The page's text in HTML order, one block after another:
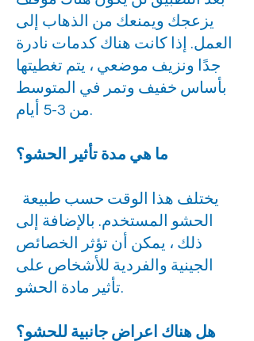
يزعجك ويمنعك من الذهاب إلى
العمل. إذا كانت هناك كدمات نادرة
جدًا ونزيف موضعي ، يتم تغطيتها
بأساس خفيف وتمر في المتوسط
من 3-5 أيام.
ما هي مدة تأثير الحشو؟
الحشو المستخدم. بالإضافة إلى
ذلك ، يمكن أن تؤثر الخصائص
الجينية والفردية للأشخاص على
تأثير مادة الحشو.
هل هناك اعراض جانبية للحشو؟